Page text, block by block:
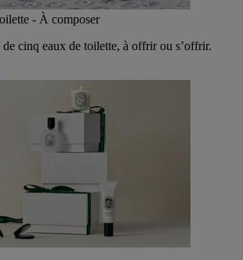
- À composer
cinq eaux de toilette, à offrir ou s’offrir.